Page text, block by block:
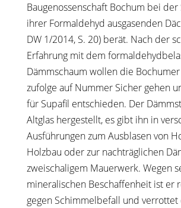
Baugenossenschaft Bochum bei der
ihrer Formaldehyd ausgasenden
DW 1/2014, S. 20) berät. Nach der
Erfahrung mit dem
Dämmschaum wollen die
zufolge auf Nummer Sicher gehen
für Supafil entschieden. Der
Altglas hergestellt, es gibt ihn in
Ausführungen zum Ausblasen von
Holzbau oder zur nachträglichen
zweischaligem Mauerwerk. Wegen
mineralischen Beschaffenheit ist er
gegen Schimmelbefall und